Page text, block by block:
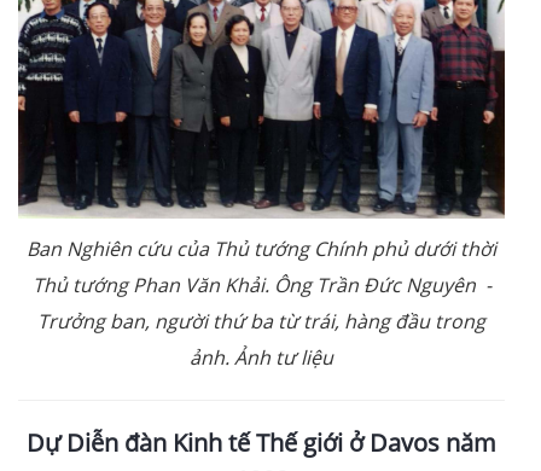
Ban Nghiên cứu của Thủ tướng Chính phủ dưới thời
Thủ tướng Phan Văn Khải. Ông Trần Đức Nguyên -
Trưởng ban, người thứ ba từ trái, hàng đầu trong
ảnh. Ảnh tư liệu
Dự Diễn đàn Kinh tế Thế giới ở Davos năm